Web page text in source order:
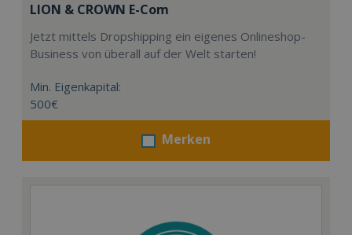
LION & CROWN E-Com
Jetzt mittels Dropshipping ein eigenes Onlineshop-
Business von überall auf der Welt starten!
Min. Eigenkapital:
500€
Merken